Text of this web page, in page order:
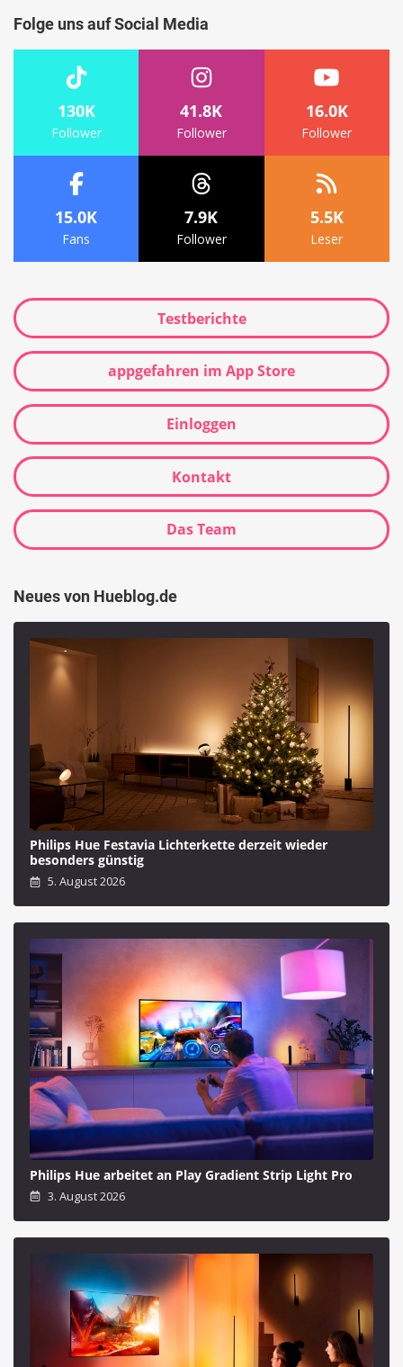
Folge uns auf Social Media
130K
Follower
41.8K
Follower
16.0K
Follower
15.0K
Fans
7.9K
Follower
5.5K
Leser
Testberichte
appgefahren im App Store
Einloggen
Kontakt
Das Team
Neues von Hueblog.de
Philips Hue Festavia Lichterkette derzeit wieder
besonders günstig
5. August 2026
Philips Hue arbeitet an Play Gradient Strip Light Pro
3. August 2026